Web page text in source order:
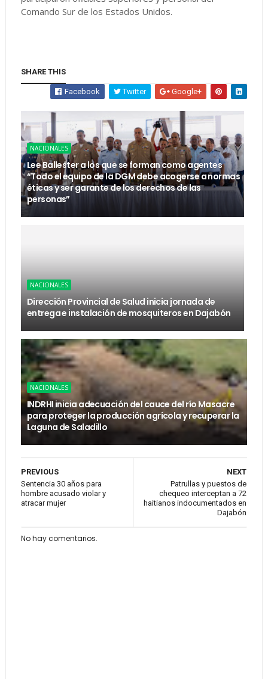
Comando Sur de los Estados Unidos.
SHARE THIS
Facebook Twitter Google+
NACIONALES
Lee Ballester a los que se forman como agentes
“Todo el equipo de la DGM debe acogerse a normas
éticas y ser garante de los derechos de las
personas”
NACIONALES
Dirección Provincial de Salud inicia jornada de
entrega e instalación de mosquiteros en Dajabón
NACIONALES
INDRHI inicia adecuación del cauce del río Masacre
para proteger la producción agrícola y recuperar la
Laguna de Saladillo
NEXT
Patrullas y puestos de
chequeo interceptan a 72
haitianos indocumentados en
Dajabón
PREVIOUS
Sentencia 30 años para
hombre acusado violar y
atracar mujer
No hay comentarios.